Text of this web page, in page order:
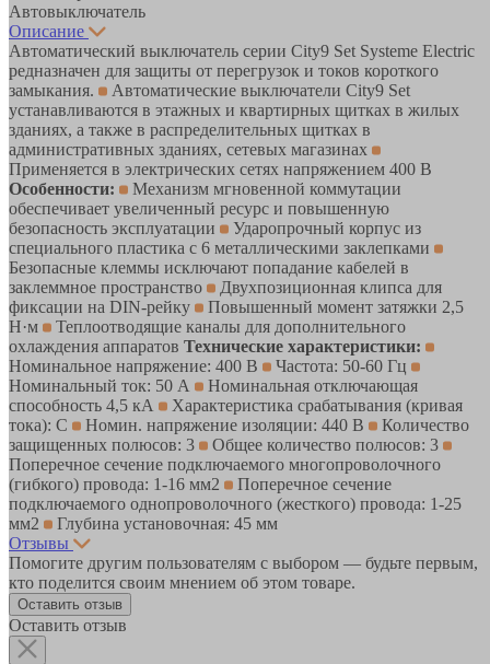
Автовыключатель
Описание
Автоматический выключатель серии City9 Set Systeme Electric
редназначен для защиты от перегрузок и токов короткого
замыкания.
Автоматические выключатели City9 Set
устанавливаются в этажных и квартирных щитках в жилых
зданиях, а также в распределительных щитках в
административных зданиях, сетевых магазинах
Применяется в электрических сетях напряжением 400 В
Особенности:
Механизм мгновенной коммутации
обеспечивает увеличенный ресурс и повышенную
безопасность эксплуатации
Ударопрочный корпус из
специального пластика с 6 металлическими заклепками
Безопасные клеммы исключают попадание кабелей в
заклеммное пространство
Двухпозиционная клипса для
фиксации на DIN-рейку
Повышенный момент затяжки 2,5
Н·м
Теплоотводящие каналы для дополнительного
охлаждения аппаратов Технические характеристики:
Номинальное напряжение: 400 В
Частота: 50-60 Гц
Номинальный ток: 50 А
Номинальная отключающая
способность 4,5 кА
Характеристика срабатывания (кривая
тока): C
Номин. напряжение изоляции: 440 В
Количество
защищенных полюсов: 3
Общее количество полюсов: 3
Поперечное сечение подключаемого многопроволочного
(гибкого) провода: 1-16 мм2
Поперечное сечение
подключаемого однопроволочного (жесткого) провода: 1-25
мм2
Глубина установочная: 45 мм
Отзывы
Помогите другим пользователям с выбором — будьте первым,
кто поделится своим мнением об этом товаре.
Оставить отзыв
Оставить отзыв